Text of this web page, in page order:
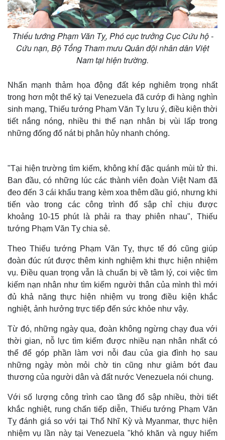
Thế giới
Quan sát
Cuộc sống đó đây
Hồ sơ
Multimedia
Video
Ảnh
E-Magazine
Infographic
Thiếu tướng Phạm Văn Tỵ, Phó cục trưởng Cục Cứu hộ -
Cứu nạn, Bộ Tổng Tham mưu Quân đội nhân dân Việt
Nam tại hiện trường.
Nhấn mạnh thảm họa động đất kép nghiêm trọng nhất
trong hơn một thế kỷ tại Venezuela đã cướp đi hàng nghìn
sinh mạng, Thiếu tướng Phạm Văn Tỵ lưu ý, điều kiện thời
tiết nắng nóng, nhiều thi thể nạn nhân bị vùi lấp trong
những đống đổ nát bị phân hủy nhanh chóng.
"Tại hiện trường tìm kiếm, không khí đặc quánh mùi tử thi.
Ban đầu, có những lúc các thành viên đoàn Việt Nam đã
đeo đến 3 cái khẩu trang kèm xoa thêm dầu gió, nhưng khi
tiến vào trong các công trình đổ sập chỉ chịu được
khoảng 10-15 phút là phải ra thay phiên nhau", Thiếu
tướng Phạm Văn Tỵ chia sẻ.
Theo Thiếu tướng Phạm Văn Tỵ, thực tế đó cũng giúp
đoàn đúc rút được thêm kinh nghiệm khi thực hiện nhiệm
vụ. Điều quan trọng vẫn là chuẩn bị về tâm lý, coi việc tìm
kiếm nạn nhân như tìm kiếm người thân của mình thì mới
đủ khả năng thực hiện nhiệm vụ trong điều kiện khắc
nghiệt, ảnh hưởng trực tiếp đến sức khỏe như vậy.
Từ đó, những ngày qua, đoàn không ngừng chạy đua với
thời gian, nỗ lực tìm kiếm được nhiều nạn nhân nhất có
thể để góp phần làm vơi nỗi đau của gia đình họ sau
những ngày mòn mỏi chờ tin cũng như giảm bớt đau
thương của người dân và đất nước Venezuela nói chung.
Với số lượng công trình cao tầng đổ sập nhiều, thời tiết
khắc nghiệt, rung chấn tiếp diễn, Thiếu tướng Phạm Văn
Tỵ đánh giá so với tại Thổ Nhĩ Kỳ và Myanmar, thực hiện
nhiệm vụ lần này tại Venezuela "khó khăn và nguy hiểm